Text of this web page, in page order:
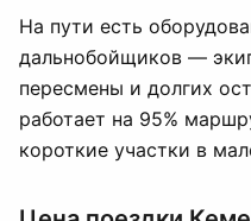
На пути есть
дальнобойщиков —
пересмены и долгих
работает на 95%
короткие участки в